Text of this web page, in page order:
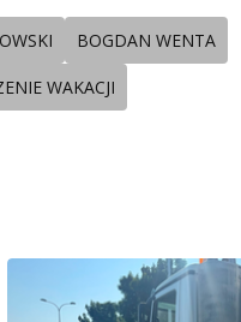
BOGDAN WENTA
WAKACJI